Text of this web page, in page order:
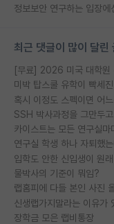
최근 댓글이 많이 달린
미박 탑스쿨 유학이 빡세
혹시 이정도 스펙이면 어
카이스트는 모든 연구실
연구실 학생 하나 자퇴했는
입학도 안한 신입생이 원
물박사의 기준이 뭐임?
랩홈피에 다들 본인 사진
신생랩가지말라는 이유가
장학금 모은 랩비통장